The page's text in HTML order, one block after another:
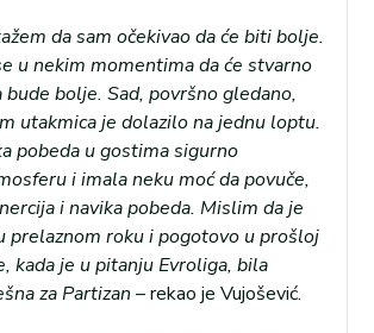
da sam očekivao da će biti bolje.
u nekim momentima da će stvarno
bolje. Sad, površno gledano,
utakmica je dolazilo na jednu loptu.
pobeda u gostima sigurno
i imala neku moć da povuče,
i navika pobeda. Mislim da je
prelaznom roku i pogotovo u prošloj
kada je u pitanju Evroliga, bila
za Partizan – rekao je Vujošević.